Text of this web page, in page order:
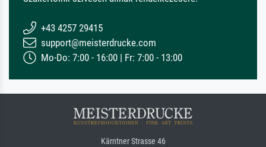
+43 4257 29415
support@meisterdrucke.com
Mo-Do: 7:00 - 16:00 | Fr: 7:00 - 13:00
Kärntner Strasse 46